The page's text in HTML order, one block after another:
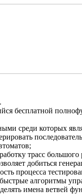
бесплатной
среди которых
трасс большого
добиться
процесса
алгоритмы
имена ветвей